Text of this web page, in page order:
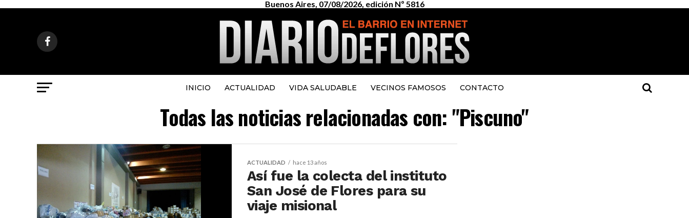
Buenos Aires, 07/08/2026, edición Nº 5816
INICIO ACTUALIDAD VIDA SALUDABLE VECINOS FAMOSOS CONTACTO
Todas las noticias relacionadas con: "Piscuno"
ACTUALIDAD hace 13 años
Así fue la colecta del instituto
San José de Flores para su
viaje misional